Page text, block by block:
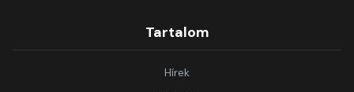
Tartalom
Hírek